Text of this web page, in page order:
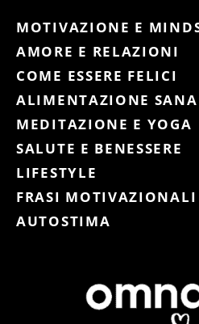
MOTIVAZIONE E
AMORE E RELAZIONI
COME ESSERE FELICI
ALIMENTAZIONE SANA
MEDITAZIONE E YOGA
SALUTE E BENESSERE
LIFESTYLE
FRASI MOTIVAZIONALI
AUTOSTIMA